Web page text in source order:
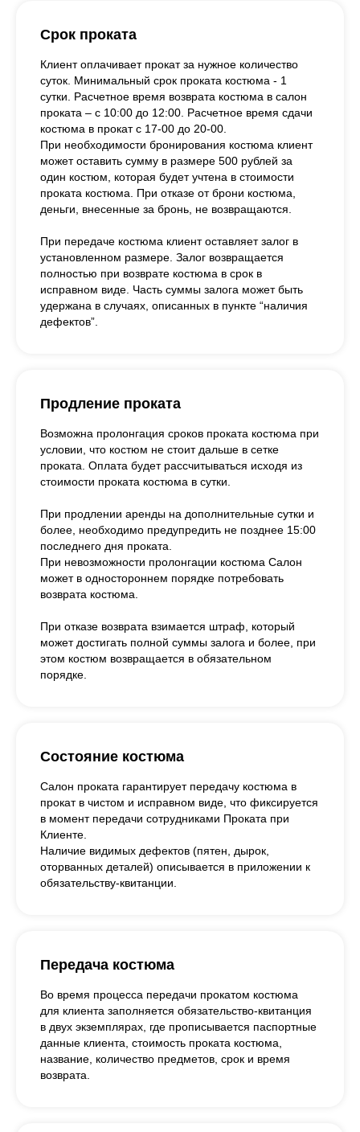
Срок проката
Клиент оплачивает прокат за нужное количество
суток. Минимальный срок проката костюма - 1
сутки. Расчетное время возврата костюма в салон
проката – с 10:00 до 12:00. Расчетное время сдачи
костюма в прокат с 17-00 до 20-00.
При необходимости бронирования костюма клиент
может оставить сумму в размере 500 рублей за
один костюм, которая будет учтена в стоимости
проката костюма. При отказе от брони костюма,
деньги, внесенные за бронь, не возвращаются.
При передаче костюма клиент оставляет залог в
установленном размере. Залог возвращается
полностью при возврате костюма в срок в
исправном виде. Часть суммы залога может быть
удержана в случаях, описанных в пункте “наличия
дефектов”.
Продление проката
Возможна пролонгация сроков проката костюма при
условии, что костюм не стоит дальше в сетке
проката. Оплата будет рассчитываться исходя из
стоимости проката костюма в сутки.
При продлении аренды на дополнительные сутки и
более, необходимо предупредить не позднее 15:00
последнего дня проката.
При невозможности пролонгации костюма Салон
может в одностороннем порядке потребовать
возврата костюма.
При отказе возврата взимается штраф, который
может достигать полной суммы залога и более, при
этом костюм возвращается в обязательном
порядке.
Состояние костюма
Салон проката гарантирует передачу костюма в
прокат в чистом и исправном виде, что фиксируется
в момент передачи сотрудниками Проката при
Клиенте.
Наличие видимых дефектов (пятен, дырок,
оторванных деталей) описывается в приложении к
обязательству-квитанции.
Передача костюма
Во время процесса передачи прокатом костюма
для клиента заполняется обязательство-квитанция
в двух экземплярах, где прописывается паспортные
данные клиента, стоимость проката костюма,
название, количество предметов, срок и время
возврата.